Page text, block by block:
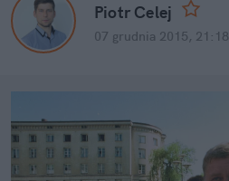
Piotr Celej
07 grudnia 2015, 21:18